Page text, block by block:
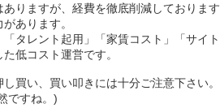
りますが、経費を徹底削減しております
あります。
タレント起用」「家賃コスト」「サイト
低コスト運営です。
買い、買い叩きには十分ご注意下さい。
ですね。)